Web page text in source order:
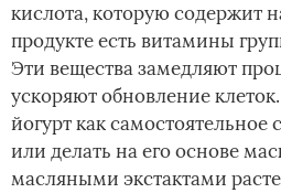
кислота, которую содержит
продукте есть витамины
Эти вещества замедляют
ускоряют обновление
йогурт как самостоятельное
или делать на его основе
масляными экстактами